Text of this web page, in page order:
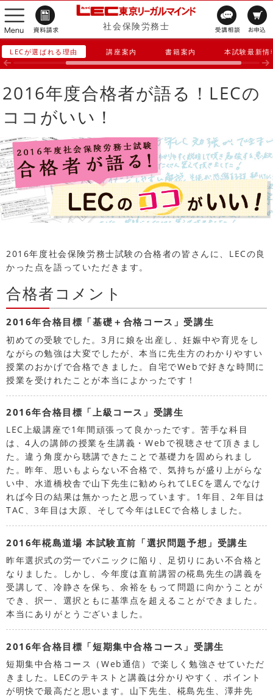
社会保険労務士
LECが選ばれる理由 講座案内 書籍案内 本試験最新情
2016年度合格者が語る！LECの
ココがいい！
2016年度社会保険労務士試験の合格者の皆さんに、LECの良
かった点を語っていただきます。
合格者コメント
2016年合格目標「基礎＋合格コース」受講生
初めての受験でした。3月に娘を出産し、妊娠中や育児をし
ながらの勉強は大変でしたが、本当に先生方のわかりやすい
授業のおかげで合格できました。自宅でWebで好きな時間に
授業を受けれたことが本当によかったです！
2016年合格目標「上級コース」受講生
LEC上級講座で1年間頑張って良かったです。苦手な科目
は、4人の講師の授業を生講義・Webで視聴させて頂きまし
た。違う角度から聴講できたことで基礎力を固められまし
た。昨年、思いもよらない不合格で、気持ちが盛り上がらな
い中、水道橋校舎で山下先生に勧められてLECを選んでなけ
れば今日の結果は無かったと思っています。1年目、2年目は
TAC、3年目は大原、そして今年はLECで合格しました。
2016年椛島道場 本試験直前「選択問題予想」受講生
昨年選択式の労一でパニックに陥り、足切りにあい不合格と
なりました。しかし、今年度は直前講習の椛島先生の講義を
受講して、冷静さを保ち、余裕をもって問題に向かうことが
でき、択一、選択ともに基準点を超えることができました。
本当にありがとうございました。
2016年合格目標「短期集中合格コース」受講生
短期集中合格コース（Web通信）で楽しく勉強させていただ
きました。LECのテキストと講義は分かりやすく、ポイント
が明快で最高だと思います。山下先生、椛島先生、澤井先